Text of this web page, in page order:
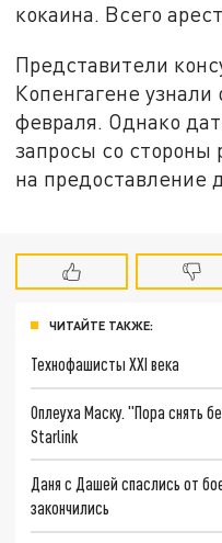
кокаина. Всего
Представители
Копенгагене
февраля. Однако
запросы со стороны
на предоставление
ЧИТАЙТЕ ТАКЖЕ:
Технофашисты XXI века
Оплеуха Маску. "Пора снять
Starlink
Даня с Дашей спаслись от
закончились